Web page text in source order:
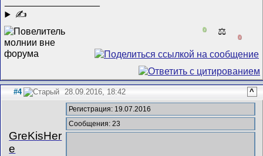
✍
0 ⚖️
0
#4 28.09.2016, 18:42 ^
GreKisHer
e
Регистрация: 19.07.2016
Сообщения: 23